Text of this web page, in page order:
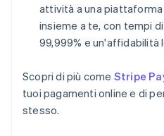
attività a una
insieme a te, con tempi
99,999% e un'affidabilità
Scopri di più come Stripe
tuoi pagamenti online e di
stesso.